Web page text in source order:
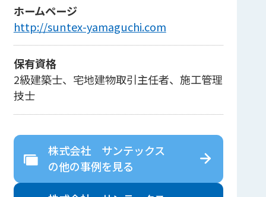
ホームページ
http://suntex-yamaguchi.com
保有資格
2級建築士、宅地建物取引主任者、施工管理
技士
株式会社 サンテックス
の他の事例を見る